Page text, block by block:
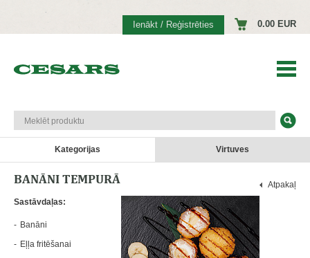
Ienākt / Reģistrēties 0.00 EUR
Kategorijas Virtuves
Atpakaļ
BANĀNI TEMPURĀ
Sastāvdaļas:
Banāni
Eļļa fritēšanai